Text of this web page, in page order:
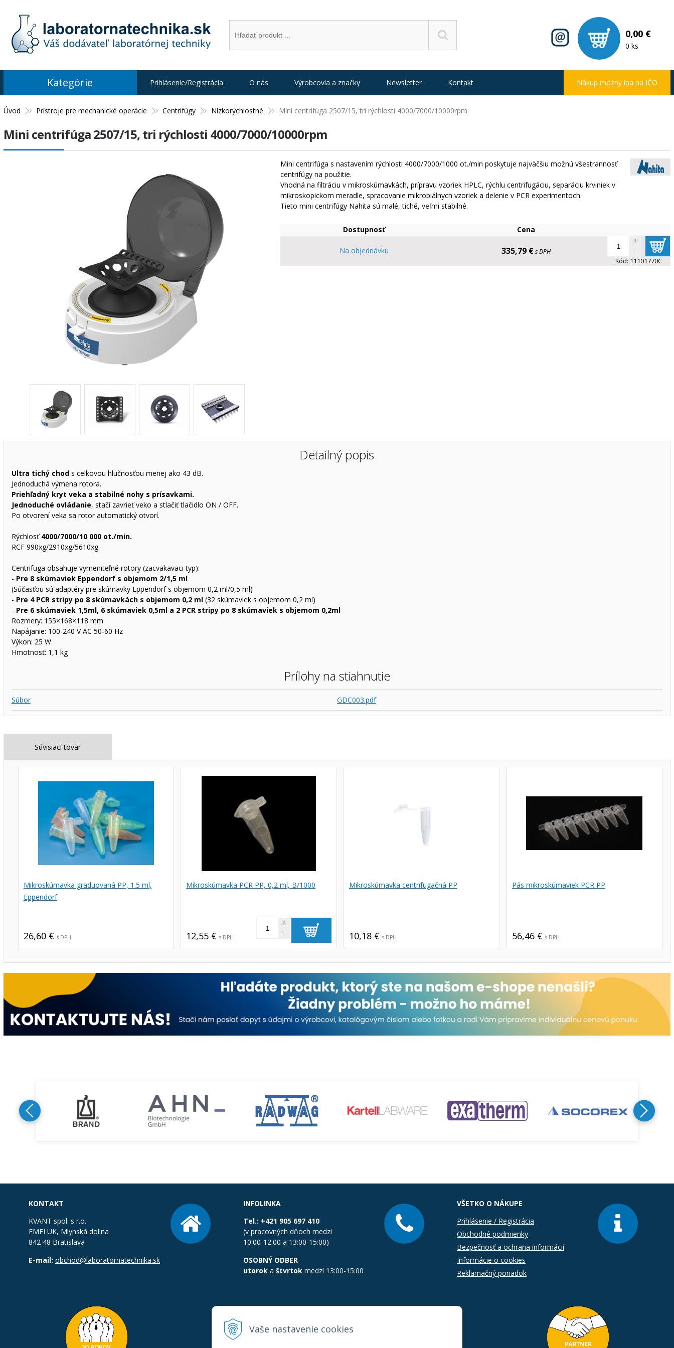
Vaše nastavenie cookies
0,00 €
0 ks
Úvod Prístroje pre mechanické operácie Centrifúgy Nízkorýchlostné Mini centrifúga 2507/15, tri rýchlosti 4000/7000/10000rpm
Mini centrifúga 2507/15, tri rýchlosti 4000/7000/10000rpm
Mini centrifúga s nastavením rýchlosti 4000/7000/1000 ot./min poskytuje najväčšiu možnú všestrannosť
centrifúgy na použitie.
Vhodná na filtráciu v mikroskúmavkách, prípravu vzoriek HPLC, rýchlu centrifugáciu, separáciu krviniek v
mikroskopickom meradle, spracovanie mikrobiálnych vzoriek a delenie v PCR experimentoch.
Tieto mini centrifúgy Nahita sú malé, tiché, veľmi stabilné.
Dostupnosť Cena
Na objednávku 335,79 € s DPH
+
-
Kód: 11101770C
Detailný popis
Ultra tichý chods celkovou hlučnosťou menej ako 43 dB.
Jednoduchá výmena rotora.
Priehľadný kryt veka a stabilné nohy s prísavkami.
Jednoduché ovládanie, stačí zavrieť veko a stlačiť tlačidlo ON / OFF.
Po otvorení veka sa rotor automatický otvorí.
Rýchlosť4000/7000/10 000 ot./min.
RCF 990xg/2910xg/5610xg
Centrifuga obsahuje vymeniteľné rotory (zacvakavaci typ):
- Pre 8 skúmaviek Eppendorf s objemom 2/1,5 ml
(Súčasťou sú adaptéry pre skúmavky Eppendorf s objemom 0,2 ml/0,5 ml)
- Pre 4 PCR stripy po 8 skúmavkách s objemom 0,2 ml(32 skúmaviek s objemom 0,2 ml)
- Pre 6 skúmaviek 1,5ml, 6 skúmaviek 0,5ml a 2 PCR stripy po 8 skúmaviek s objemom 0,2ml
Rozmery: 155×168×118 mm
Napájanie: 100-240 V AC 50-60 Hz
Výkon: 25 W
Hmotnosť: 1,1 kg
Prílohy na stiahnutie
Súbor GDC003.pdf
Súvisiaci tovar
Mikroskúmavka graduovaná PP, 1.5 ml,
Eppendorf
26,60 € s DPH
Mikroskúmavka PCR PP, 0,2 ml, B/1000
12,55 € s DPH -
+
Mikroskúmavka centrifugačná PP
10,18 € s DPH
Pás mikroskúmaviek PCR PP
56,46 € s DPH
Kategórie Prihlásenie/Registrácia O nás Výrobcovia a značky Newsletter Kontakt Nákup možný iba na IČO
KONTAKT
KVANT spol. s r.o.
FMFI UK, Mlynská dolina
842 48 Bratislava
E-mail: obchod@laboratornatechnika.sk
INFOLINKA
Tel.: +421 905 697 410
(v pracovných dňoch medzi
10:00-12:00 a 13:00-15:00)
OSOBNÝ ODBER
utorok a štvrtok medzi 13:00-15:00
VŠETKO O NÁKUPE
Prihlásenie / Registrácia
Obchodné podmienky
Bezpečnosť a ochrana informácií
Informácie o cookies
Reklamačný poriadok